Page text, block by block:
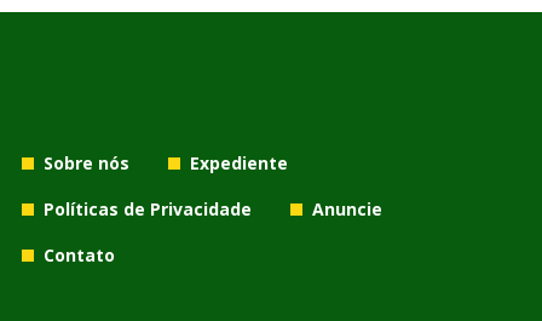
Sobre nós
Expediente
Políticas de Privacidade
Anuncie
Contato